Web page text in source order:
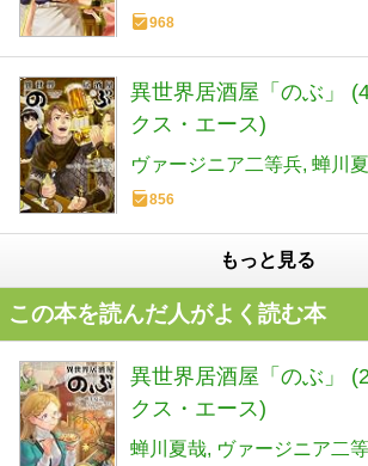
968
異世界居酒屋「のぶ」
クス・エース)
ヴァージニア二等兵 蝉川
856
もっと見る
この本を読んだ人がよく読む本
異世界居酒屋「のぶ」
クス・エース)
蝉川夏哉 ヴァージニア二